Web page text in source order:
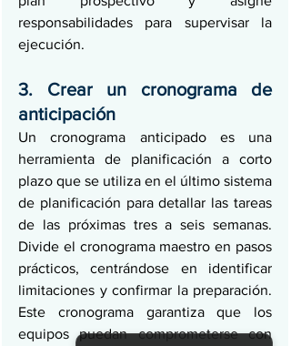
responsabilidades para supervisar la
ejecución.
3. Crear un cronograma de
anticipación
Un cronograma anticipado es una
herramienta de planificación a corto
plazo que se utiliza en el último sistema
de planificación para detallar las tareas
de las próximas tres a seis semanas.
Divide el cronograma maestro en pasos
prácticos, centrándose en identificar
limitaciones y confirmar la preparación.
Este cronograma garantiza que los
equipos puedan comprometerse con